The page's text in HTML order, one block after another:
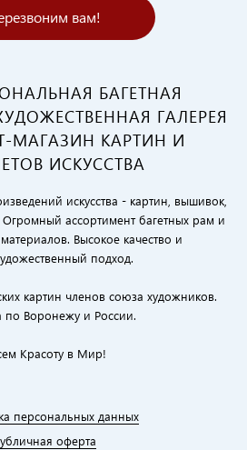
вам!
БАГЕТНАЯ
ГАЛЕРЕЯ
МАГАЗИН КАРТИН И
ИСКУССТВА
искусства - картин, вышивок,
ассортимент багетных рам и
Высокое качество и
подход.
картин членов союза художников.
по Воронежу и России.
Красоту в Мир!
персональных данных
оферта